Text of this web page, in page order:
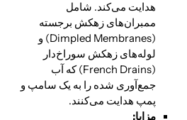
هدایت می‌کند. شامل
ممبران‌های زهکش برجسته
(Dimpled Membranes) و
لوله‌های زهکش سوراخ‌دار
(French Drains) که آب
جمع‌آوری شده را به یک سامپ و
پمپ هدایت می‌کنند.
مزایا: